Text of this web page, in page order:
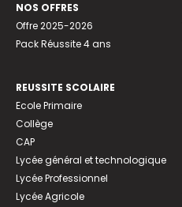
NOS OFFRES
Offre 2025-2026
Pack Réussite 4 ans
REUSSITE SCOLAIRE
Ecole Primaire
Collège
CAP
Lycée général et technologique
Lycée Professionnel
Lycée Agricole